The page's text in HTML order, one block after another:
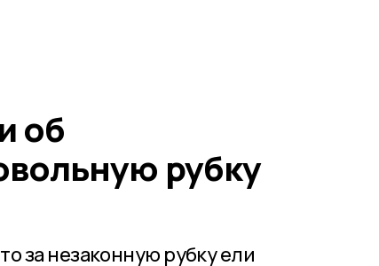
об
рубку
за незаконную рубку ели